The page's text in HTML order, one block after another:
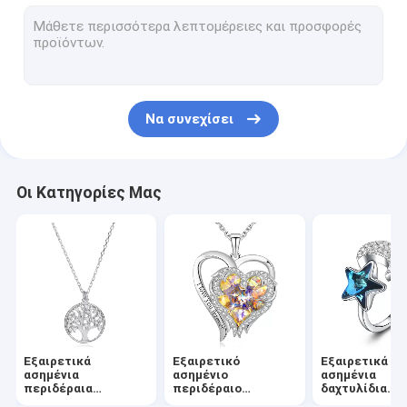
Σκουλαρίκια στεφανών συνήθειας
Εξαιρετικά ασημένια βραχιόλια κοσμήματος
Ασημένια βραχιόλια συνήθειας
Εξαιρετικές ασημένιες αλυσίδες περιδεραίων
Κοσμήματα για γράμματα
Κιβώτιο δώρων κοσμήματος
Να συνεχίσει
Οι Κατηγορίες Μας
Εξαιρετικά
ασημένια
περιδέραια
Εξαιρετικό
ασημένιο
περιδέραιο
Εξαιρετικά
ασημένια
δαχτυλίδια